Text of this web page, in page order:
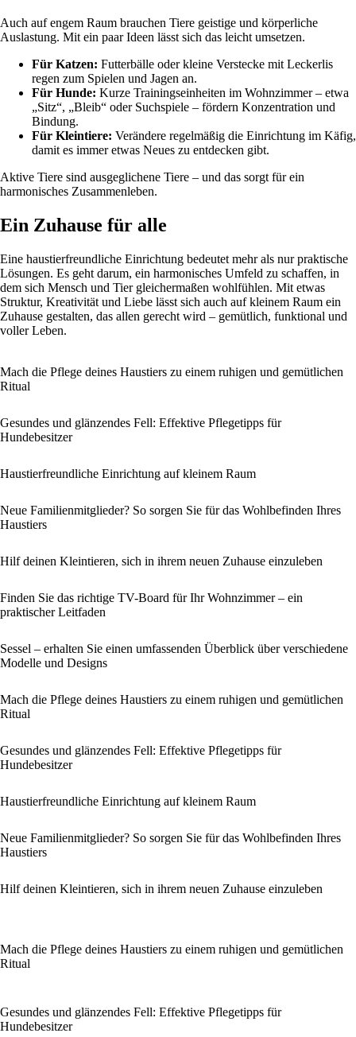
Auch auf engem Raum brauchen Tiere geistige und körperliche
Auslastung. Mit ein paar Ideen lässt sich das leicht umsetzen.
Für Katzen: Futterbälle oder kleine Verstecke mit Leckerlis
regen zum Spielen und Jagen an.
Für Hunde: Kurze Trainingseinheiten im Wohnzimmer – etwa
„Sitz“, „Bleib“ oder Suchspiele – fördern Konzentration und
Bindung.
Für Kleintiere: Verändere regelmäßig die Einrichtung im Käfig,
damit es immer etwas Neues zu entdecken gibt.
Aktive Tiere sind ausgeglichene Tiere – und das sorgt für ein
harmonisches Zusammenleben.
Ein Zuhause für alle
Eine haustierfreundliche Einrichtung bedeutet mehr als nur praktische
Lösungen. Es geht darum, ein harmonisches Umfeld zu schaffen, in
dem sich Mensch und Tier gleichermaßen wohlfühlen. Mit etwas
Struktur, Kreativität und Liebe lässt sich auch auf kleinem Raum ein
Zuhause gestalten, das allen gerecht wird – gemütlich, funktional und
voller Leben.
Mach die Pflege deines Haustiers zu einem ruhigen und gemütlichen
Ritual
Gesundes und glänzendes Fell: Effektive Pflegetipps für
Hundebesitzer
Haustierfreundliche Einrichtung auf kleinem Raum
Neue Familienmitglieder? So sorgen Sie für das Wohlbefinden Ihres
Haustiers
Hilf deinen Kleintieren, sich in ihrem neuen Zuhause einzuleben
Finden Sie das richtige TV-Board für Ihr Wohnzimmer – ein
praktischer Leitfaden
Sessel – erhalten Sie einen umfassenden Überblick über verschiedene
Modelle und Designs
Mach die Pflege deines Haustiers zu einem ruhigen und gemütlichen
Ritual
Gesundes und glänzendes Fell: Effektive Pflegetipps für
Hundebesitzer
Haustierfreundliche Einrichtung auf kleinem Raum
Neue Familienmitglieder? So sorgen Sie für das Wohlbefinden Ihres
Haustiers
Hilf deinen Kleintieren, sich in ihrem neuen Zuhause einzuleben
Mach die Pflege deines Haustiers zu einem ruhigen und gemütlichen
Ritual
Gesundes und glänzendes Fell: Effektive Pflegetipps für
Hundebesitzer